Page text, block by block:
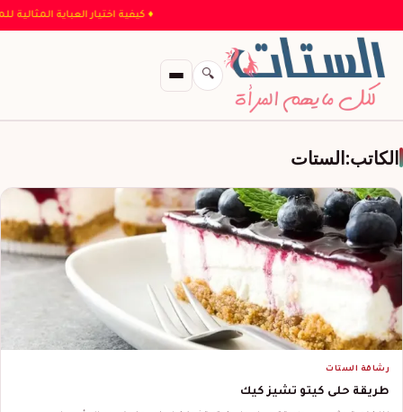
♦ كيفية اختيار العباية
🔍
الكاتب:الستات
رشاقة الستات
طريقة حلى كيتو تشيز كيك